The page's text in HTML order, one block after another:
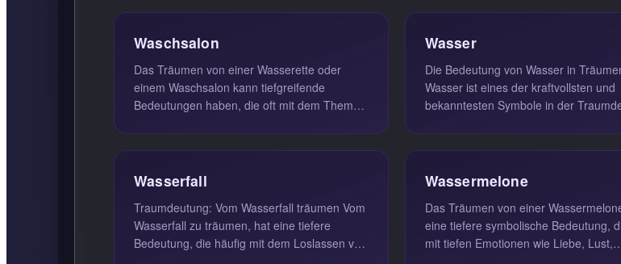
Waschsalon
Das Träumen von einer Wasserette oder
einem Waschsalon kann tiefgreifende
Bedeutungen haben, die oft mit dem Thema
Wasser
Die Bedeutung von Wasser in
Wasser ist eines der kraftvollsten und
bekanntesten Symbole in der
Wasserfall
Traumdeutung: Vom Wasserfall träumen Vom
Wasserfall zu träumen, hat eine tiefere
Bedeutung, die häufig mit dem Loslassen von
Wassermelone
Das Träumen von einer
eine tiefere symbolische Bedeutung,
mit tiefen Emotionen wie Liebe, Lust,